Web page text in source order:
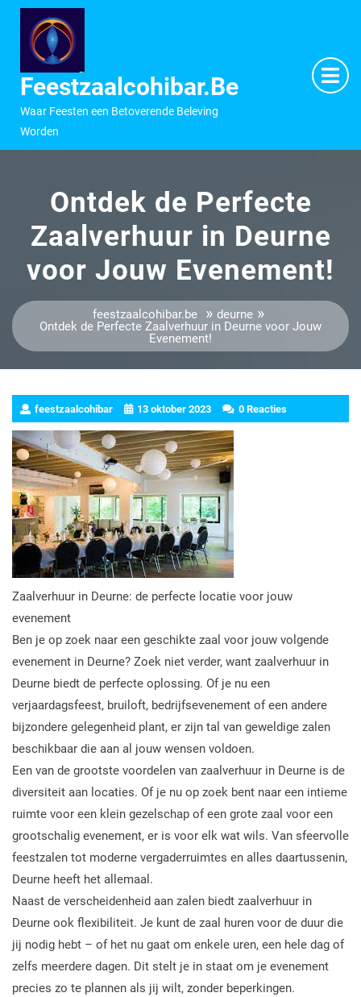
inhoud
Feestzaalcohibar.be
Waar Feesten een Betoverende Beleving
Worden
Ontdek de Perfecte
Zaalverhuur in Deurne
voor Jouw Evenement!
feestzaalcohibar.be » deurne »
Ontdek de Perfecte Zaalverhuur in Deurne voor Jouw
Evenement!
feestzaalcohibar 13 oktober 2023 0 Reacties
Zaalverhuur in Deurne: de perfecte locatie voor jouw
evenement
Ben je op zoek naar een geschikte zaal voor jouw volgende
evenement in Deurne? Zoek niet verder, want zaalverhuur in
Deurne biedt de perfecte oplossing. Of je nu een
verjaardagsfeest, bruiloft, bedrijfsevenement of een andere
bijzondere gelegenheid plant, er zijn tal van geweldige zalen
beschikbaar die aan al jouw wensen voldoen.
Een van de grootste voordelen van zaalverhuur in Deurne is de
diversiteit aan locaties. Of je nu op zoek bent naar een intieme
ruimte voor een klein gezelschap of een grote zaal voor een
grootschalig evenement, er is voor elk wat wils. Van sfeervolle
feestzalen tot moderne vergaderruimtes en alles daartussenin,
Deurne heeft het allemaal.
Naast de verscheidenheid aan zalen biedt zaalverhuur in
Deurne ook flexibiliteit. Je kunt de zaal huren voor de duur die
jij nodig hebt – of het nu gaat om enkele uren, een hele dag of
zelfs meerdere dagen. Dit stelt je in staat om je evenement
precies zo te plannen als jij wilt, zonder beperkingen.